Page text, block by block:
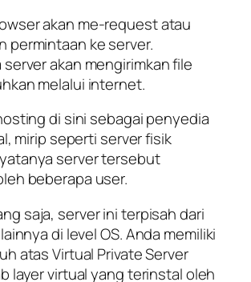
akan me-request atau
permintaan ke server.
akan mengirimkan file
melalui internet.
di sini sebagai penyedia
mirip seperti server fisik
server tersebut
beberapa user.
saja, server ini terpisah dari
di level OS. Anda memiliki
atas Virtual Private Server
layer virtual yang terinstal oleh